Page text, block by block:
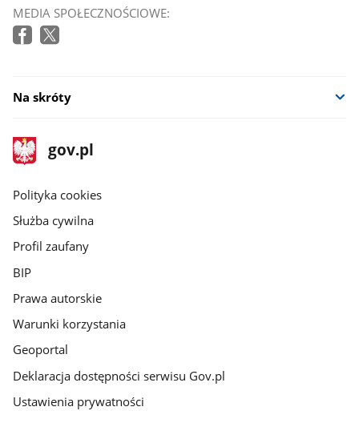
MEDIA SPOŁECZNOŚCIOWE:
Na skróty
stopka
gov.pl
Strona
gov.pl
gov.pl
Polityka cookies
Służba cywilna
Profil zaufany
BIP
Prawa autorskie
Warunki korzystania
Geoportal
Deklaracja dostępności serwisu Gov.pl
Ustawienia prywatności